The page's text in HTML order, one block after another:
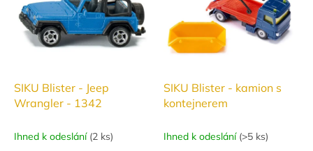
SIKU Blister - Jeep
Wrangler - 1342
Ihned k odeslání (2 ks)
SIKU Blister - kamion s
kontejnerem
Ihned k odeslání (>5 ks)